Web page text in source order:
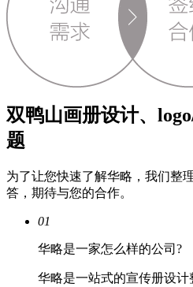
双鸭山画册设计、
题
为了让您快速了解华略，我们整
答，期待与您的合作。
01
华略是一家怎么样的公司?
华略是一站式的宣传册设